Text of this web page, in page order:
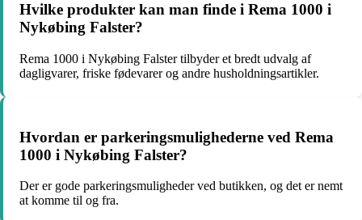
Hvilke produkter kan man finde i Rema 1000 i
Nykøbing Falster?
Rema 1000 i Nykøbing Falster tilbyder et bredt udvalg af
dagligvarer, friske fødevarer og andre husholdningsartikler.
Hvordan er parkeringsmulighederne ved Rema
1000 i Nykøbing Falster?
Der er gode parkeringsmuligheder ved butikken, og det er nemt
at komme til og fra.